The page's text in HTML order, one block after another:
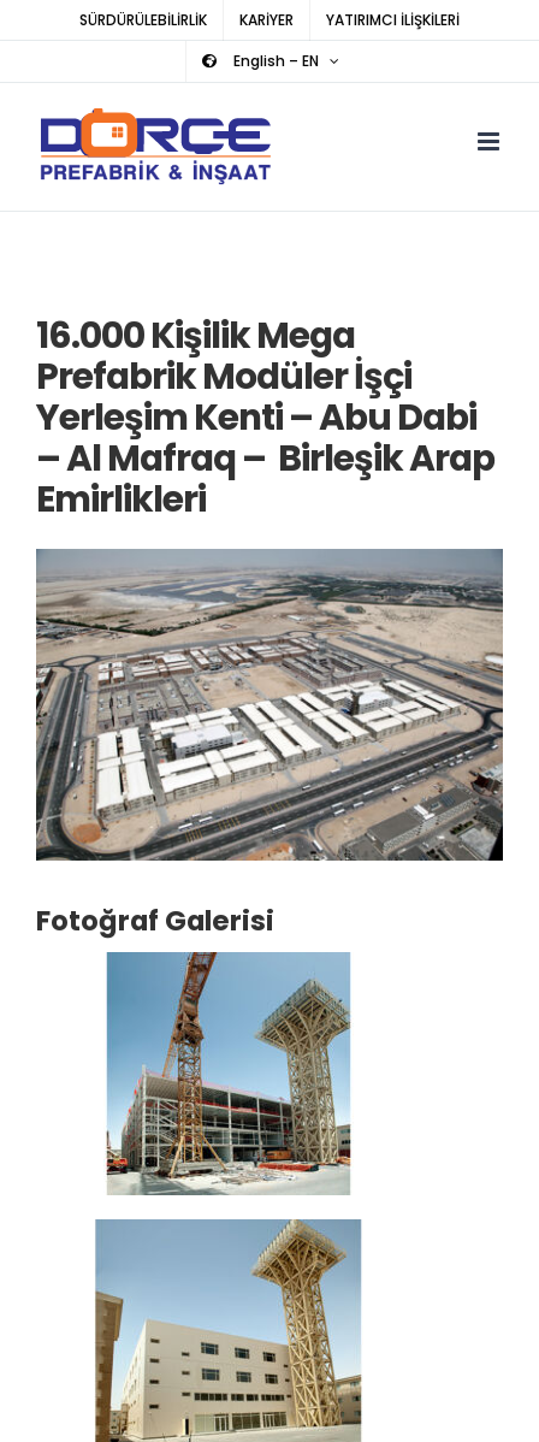
SÜRDÜRÜLEBİLİRLİK KARİYER
YATIRIMCI İLİŞKİLERİ
English – EN
16.000 Kişilik Mega
Prefabrik Modüler İşçi
Yerleşim Kenti – Abu Dabi
– Al Mafraq – Birleşik Arap
Emirlikleri
Fotoğraf Galerisi